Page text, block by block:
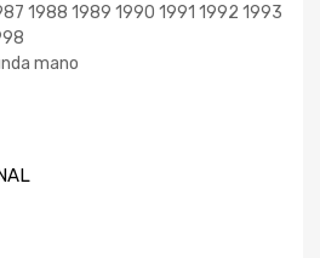
1988 1989 1990 1991 1992 1993
mano